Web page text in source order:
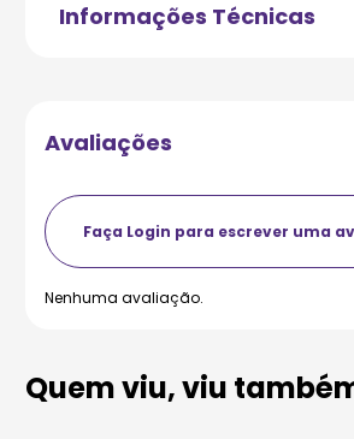
Informações Técnicas
Avaliações
Quem viu, viu